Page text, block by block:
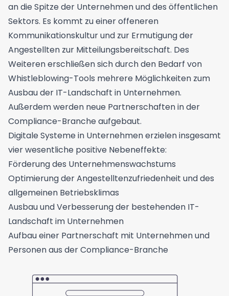
an die Spitze der Unternehmen und des öffentlichen
Sektors. Es kommt zu einer offeneren
Kommunikationskultur und zur Ermutigung der
Angestellten zur Mitteilungsbereitschaft. Des
Weiteren erschließen sich durch den Bedarf von
Whistleblowing-Tools mehrere Möglichkeiten zum
Ausbau der IT-Landschaft in Unternehmen.
Außerdem werden neue Partnerschaften in der
Compliance-Branche aufgebaut.
Digitale Systeme in Unternehmen erzielen insgesamt
vier wesentliche positive Nebeneffekte:
Förderung des Unternehmenswachstums
Optimierung der Angestelltenzufriedenheit und des
allgemeinen Betriebsklimas
Ausbau und Verbesserung der bestehenden IT-
Landschaft im Unternehmen
Aufbau einer Partnerschaft mit Unternehmen und
Personen aus der Compliance-Branche